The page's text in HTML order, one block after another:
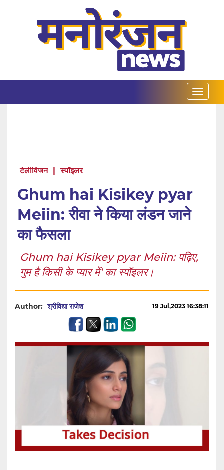
टेलीविजन | स्पॉइलर
Ghum hai Kisikey pyar
Meiin: रीवा ने किया लंडन जाने
का फैसला
Ghum hai Kisikey pyar Meiin: पढ़िए,
गुम है किसी के प्यार में' का स्पॉइलर।
Author: श्रीविद्या राजेश 19 Jul,2023 16:38:11